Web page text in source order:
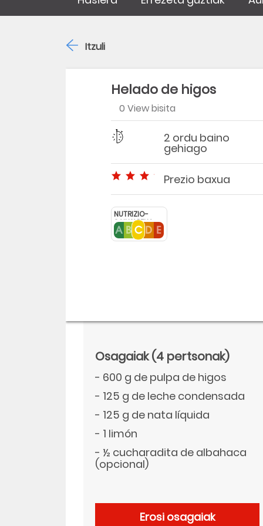
Helado de higos
0 View bisita
Zailtasuna
Denbora 2 ordu baino
gehiago
Prezio baxua Prezio baxua
NUTRIZIO-
SAILKAPENA
Osagaiak(4 pertsonak)
- 600 g de pulpa de higos
- 125 g de leche condensada
- 125 g de nata líquida
- 1 limón
- ½ cucharadita de albahaca
(opcional)
Erosi osagaiak
Itzuli